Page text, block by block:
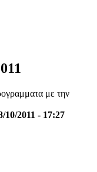
με την
10/2011 - 17:27